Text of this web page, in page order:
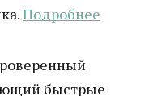
Подробнее
быстрые